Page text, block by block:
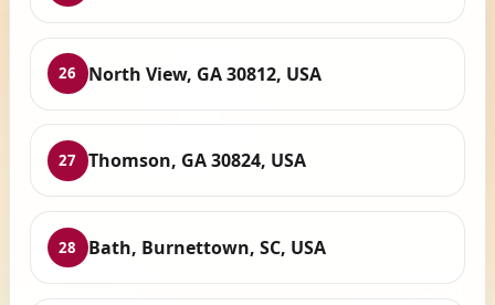
26 North View, GA 30812, USA
27 Thomson, GA 30824, USA
28 Bath, Burnettown, SC, USA